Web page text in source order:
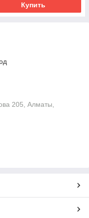
Купить
205, Алматы,